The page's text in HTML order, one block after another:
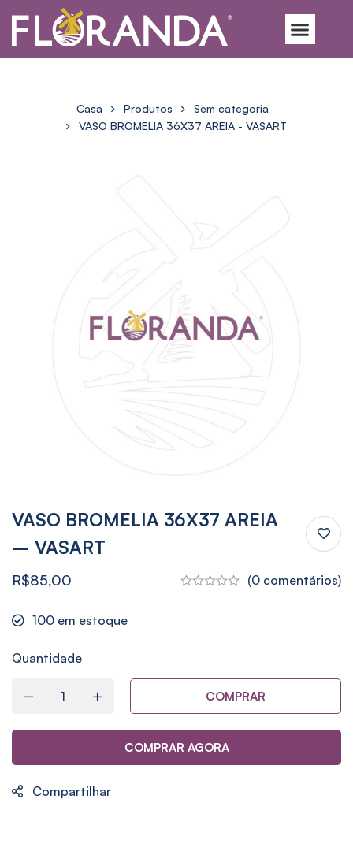
Casa Produtos
Sem categoria
VASO BROMELIA 36X37 AREIA - VASART
VASO BROMELIA 36X37 AREIA
– VASART
R$85,00 (0 comentários)
100 em estoque
Quantidade
COMPRAR
COMPRAR AGORA
Compartilhar